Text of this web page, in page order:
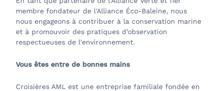
membre fondateur de l'Alliance Éco-Baleine, nous
nous engageons à contribuer à la conservation marine
et à promouvoir des pratiques d’observation
respectueuses de l'environnement.
Vous êtes entre de bonnes mains
Croisières AML est une entreprise familiale fondée en